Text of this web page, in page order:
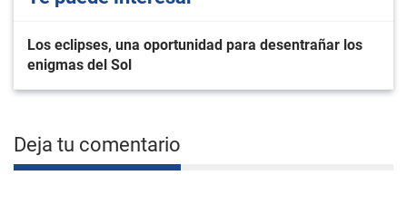
Los eclipses, una oportunidad para desentrañar los
enigmas del Sol
Deja tu comentario